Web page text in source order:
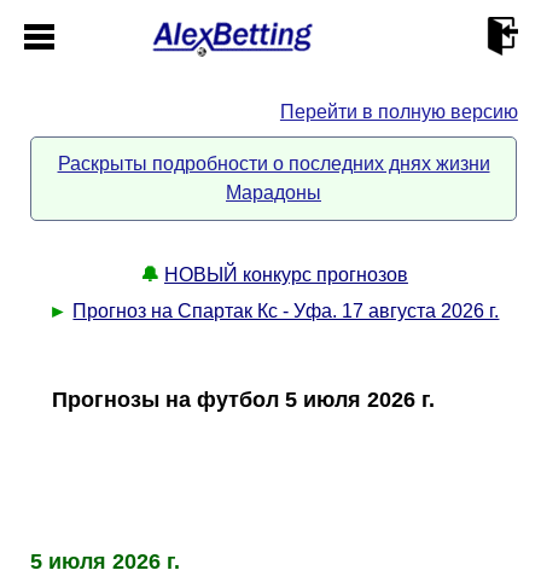
Всё о сайте
Перейти в полную версию
Раскрыты подробности о последних днях жизни
Марадоны
🔔 НОВЫЙ конкурс прогнозов
► Прогноз на Спартак Кс - Уфа. 17 августа 2026 г.
Прогнозы на футбол 5 июля 2026 г.
5 июля 2026 г.